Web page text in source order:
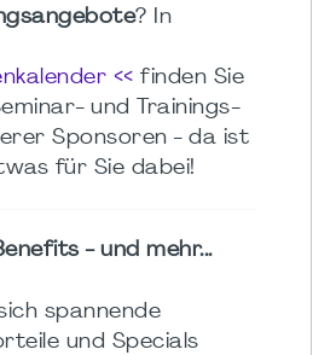
? In
<< finden Sie
und Trainings-
Sponsoren - da ist
für Sie dabei!
- und mehr...
spannende
und Specials